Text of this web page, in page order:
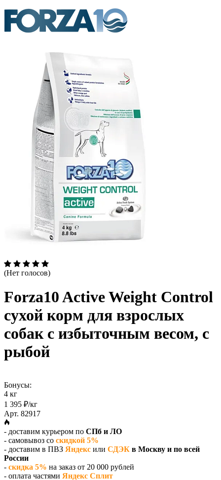
(Нет голосов)
Forza10 Active Weight Control
сухой корм для взрослых
собак с избыточным весом, с
рыбой
Бонусы:
4 кг
1 395 ₽/кг
Арт. 82917
- доставим курьером по СПб и ЛО
- самовывоз со скидкой 5%
- доставим в ПВЗ Яндекс или СДЭК в Москву и по всей
России
- скидка 5% на заказ от 20 000 рублей
- оплата частями Яндекс Сплит